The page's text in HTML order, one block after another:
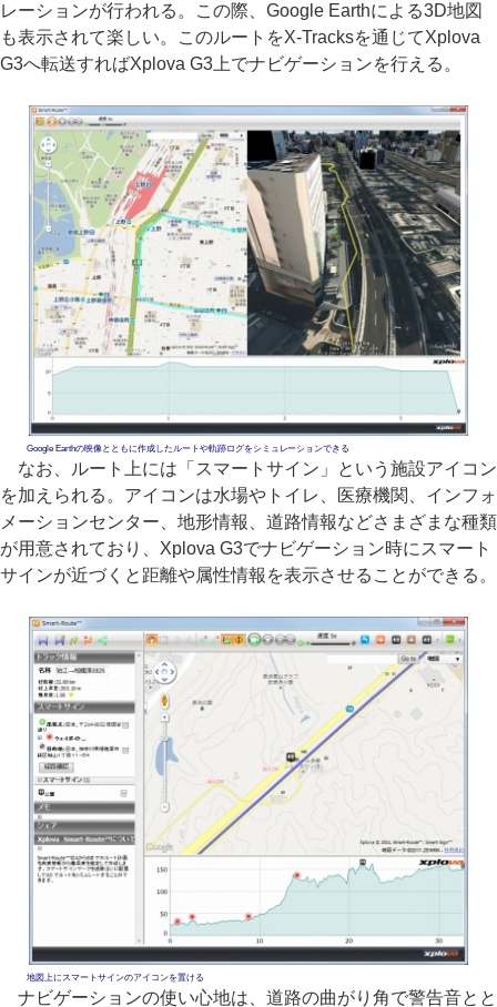
レーションが行われる。この際、Google Earthによる3D地図
も表示されて楽しい。このルートをX-Tracksを通じてXplova
G3へ転送すればXplova G3上でナビゲーションを行える。
Google Earthの映像とともに作成したルートや軌跡ログをシミュレーションできる
なお、ルート上には「スマートサイン」という施設アイコン
を加えられる。アイコンは水場やトイレ、医療機関、インフォ
メーションセンター、地形情報、道路情報などさまざまな種類
が用意されており、Xplova G3でナビゲーション時にスマート
サインが近づくと距離や属性情報を表示させることができる。
地図上にスマートサインのアイコンを置ける
ナビゲーションの使い心地は、道路の曲がり角で警告音とと